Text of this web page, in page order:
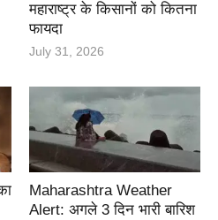
महाराष्ट्र के किसानों को कितना
फायदा
July 31, 2026
Maharashtra Weather
Alert: अगले 3 दिन भारी बारिश